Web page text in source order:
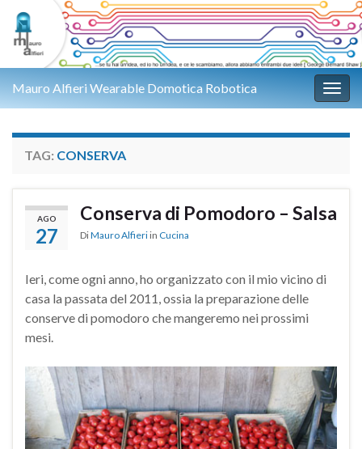
Mauro Alfieri Wearable Domotica Robotica
TAG: CONSERVA
AGO
27
Conserva di Pomodoro – Salsa
DiMauro Alfieri in Cucina
Ieri, come ogni anno, ho organizzato con il mio vicino di
casa la passata del 2011, ossia la preparazione delle
conserve di pomodoro che mangeremo nei prossimi
mesi.